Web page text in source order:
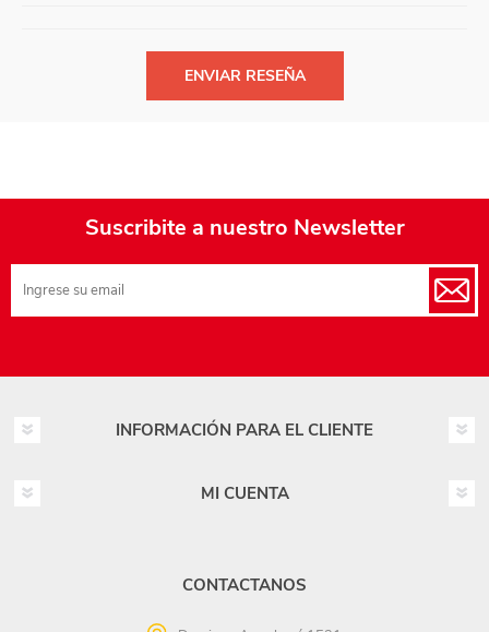
Suscribite a nuestro Newsletter
INFORMACIÓN PARA EL CLIENTE
MI CUENTA
CONTACTANOS